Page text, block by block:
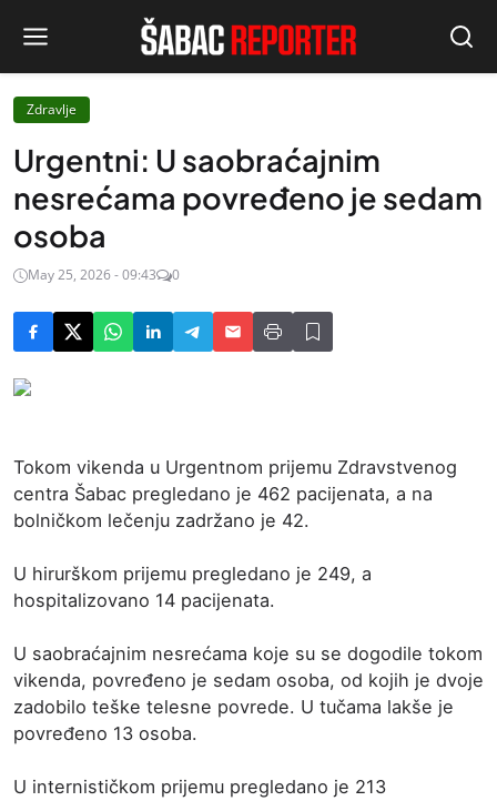
Zdravlje
Urgentni: U saobraćajnim
nesrećama povređeno je sedam
osoba
May 25, 2026 - 09:43 0
Tokom vikenda u Urgentnom prijemu Zdravstvenog
centra Šabac pregledano je 462 pacijenata, a na
bolničkom lečenju zadržano je 42.
U hirurškom prijemu pregledano je 249, a
hospitalizovano 14 pacijenata.
U saobraćajnim nesrećama koje su se dogodile tokom
vikenda, povređeno je sedam osoba, od kojih je dvoje
zadobilo teške telesne povrede. U tučama lakše je
povređeno 13 osoba.
U internističkom prijemu pregledano je 213